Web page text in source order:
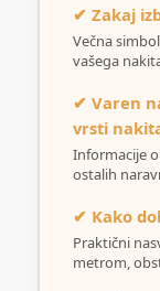
✔ Zakaj
Večna
vašega
✔ Varen
vrsti
Informacije
ostalih
✔ Kako
Praktični
metrom,